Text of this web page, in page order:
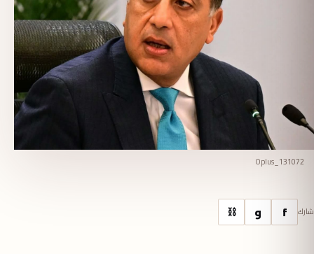
Oplus_131072
شارك f و ⛓